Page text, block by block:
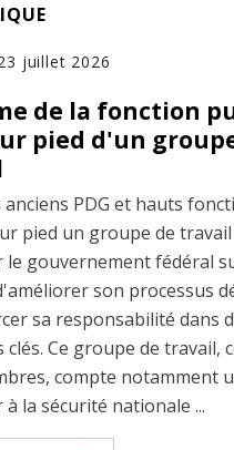
juillet 2026
de la fonction
pied d'un
anciens PDG et hauts
pied un groupe de
le gouvernement fédéral
son processus
sa responsabilité dans
clés. Ce groupe de travail,
compte notamment
à la sécurité nationale ...